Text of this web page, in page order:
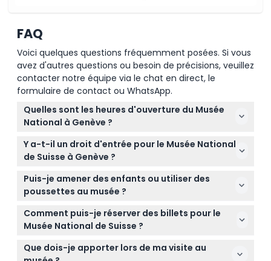
FAQ
Voici quelques questions fréquemment posées. Si vous
avez d'autres questions ou besoin de précisions, veuillez
contacter notre équipe via le chat en direct, le
formulaire de contact ou WhatsApp.
Quelles sont les heures d'ouverture du Musée
National à Genève ?
Le musée est ouvert du mardi au dimanche de
10h00 à 17h00 et fermé le lundi. Les horaires de la
vous prévoyez également une visite (sujet à
modification — merci de confirmer au moment de
Y a-t-il un droit d'entrée pour le Musée National
de Suisse à Genève ?
L'entrée aux expositions permanentes est gratuite,
mais les expositions temporaires coûtent 12 CHF
les retraités, étudiants et groupes, et les visiteurs de
moins de 25 ans peuvent entrer gratuitement.
Puis-je amener des enfants ou utiliser des
poussettes au musée ?
Les enfants de 0 à 15 ans entrent gratuitement,
mais cette activité n'est pas adaptée aux
Comment puis-je réserver des billets pour le
Musée National de Suisse ?
Vous pouvez réserver des billets en ligne
directement sur ce site pour les expositions
Que dois-je apporter lors de ma visite au